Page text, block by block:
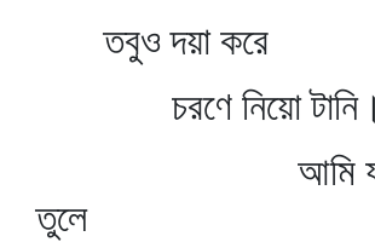
তবুও দয়া করে
চরণে নিয়ো টানি।
আমি যা
তুলে